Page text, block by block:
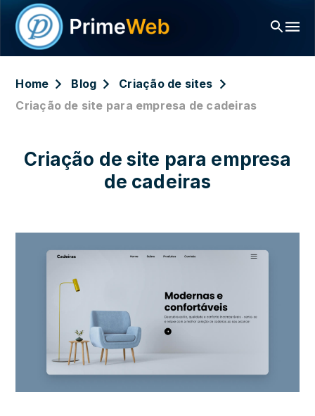
Home Blog
Criação de sites
Criação de site para empresa de cadeiras
Criação de site para empresa
de cadeiras